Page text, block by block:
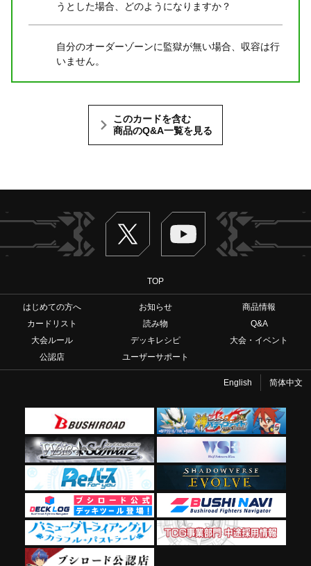
うとした場合、どのようになりますか？
自分のオーダーゾーンに監獄が無い場合、収容は行
いません。
このカードを含む
商品のQ&A一覧を見る
Twitter ヴァンガードch
TOP
はじめての方へ お知らせ
商品情報
カードリスト
読み物
Q&A
大会ルール
デッキレシピ
大会・イベント
公認店
ユーザーサポート
English 简体中文